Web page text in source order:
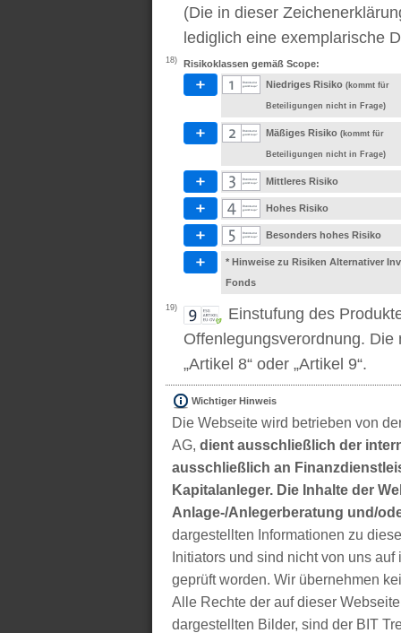
(Die in dieser
lediglich eine exemplarische
18)
Risikoklassen gemäß Scope:
Niedriges Risiko (kommt für
Beteiligungen nicht in Frage)
Mäßiges Risiko (kommt für
Beteiligungen nicht in Frage)
Mittleres Risiko
Hohes Risiko
Besonders hohes Risiko
* Hinweise zu Risiken Alternativer
Fonds
19)
Einstufung des
Offenlegungsverordnung. Die
„Artikel 8“ oder „Artikel 9“.
Wichtiger Hinweis
Die Webseite wird betrieben von
AG, dient ausschließlich der
ausschließlich an
Kapitalanleger. Die Inhalte der
Anlage-/Anlegerberatung und/
dargestellten Informationen zu
Initiators und sind nicht von uns
geprüft worden. Wir übernehmen
Alle Rechte der auf dieser
dargestellten Bilder, sind der BIT